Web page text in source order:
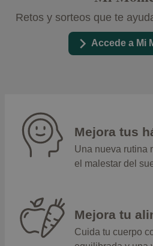
Retos y sorteos que te
Accede a Mi
Mejora tus
Una nueva rutina
el malestar del
Mejora tu
Cuida tu cuerpo